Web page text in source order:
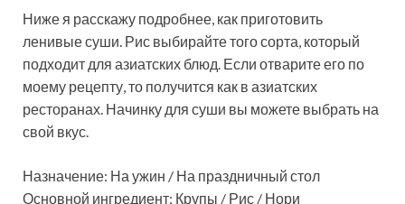
Ниже я расскажу подробнее, как приготовить
ленивые суши. Рис выбирайте того сорта, который
подходит для азиатских блюд. Если отварите его по
моему рецепту, то получится как в азиатских
ресторанах. Начинку для суши вы можете выбрать на
свой вкус.
Назначение: На ужин / На праздничный стол
Основной ингредиент: Крупы / Рис / Нори